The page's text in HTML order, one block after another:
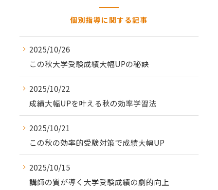
個別指導に関する記事
2025/10/26
この秋大学受験成績大幅UPの秘訣
2025/10/22
成績大幅UPを叶える秋の効率学習法
2025/10/21
この秋の効率的受験対策で成績大幅UP
2025/10/15
講師の質が導く大学受験成績の劇的向上